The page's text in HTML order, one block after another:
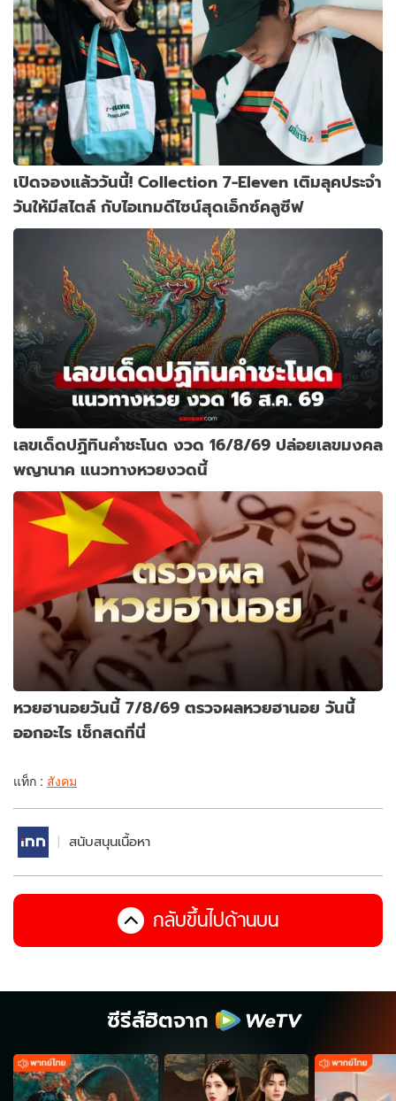
เปิดจองแล้ววันนี้! Collection 7-Eleven เติมลุคประจำ
วันให้มีสไตล์ กับไอเทมดีไซน์สุดเอ็กซ์คลูซีฟ
เลขเด็ดปฏิทินคำชะโนด งวด 16/8/69 ปล่อยเลขมงคล
พญานาค แนวทางหวยงวดนี้
หวยฮานอยวันนี้ 7/8/69 ตรวจผลหวยฮานอย วันนี้
ออกอะไร เช็กสดที่นี่
แท็ก : สังคม
สนับสนุนเนื้อหา
กลับขึ้นไปด้านบน
ซีรีส์ฮิตจาก